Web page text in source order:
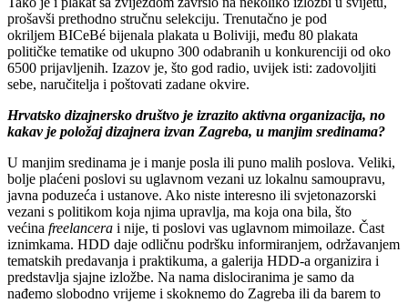
prošavši prethodno stručnu selekciju. Trenutačno je pod
okriljem BICeBé bijenala plakata u Boliviji, među 80 plakata
političke tematike od ukupno 300 odabranih u konkurenciji od oko
6500 prijavljenih. Izazov je, što god radio, uvijek isti: zadovoljiti
sebe, naručitelja i poštovati zadane okvire.
Hrvatsko dizajnersko društvo je izrazito aktivna organizacija, no
kakav je položaj dizajnera izvan Zagreba, u manjim sredinama?
U manjim sredinama je i manje posla ili puno malih poslova. Veliki,
bolje plaćeni poslovi su uglavnom vezani uz lokalnu samoupravu,
javna poduzeća i ustanove. Ako niste interesno ili svjetonazorski
vezani s politikom koja njima upravlja, ma koja ona bila, što
većina freelancera i nije, ti poslovi vas uglavnom mimoilaze. Čast
iznimkama. HDD daje odličnu podršku informiranjem, održavanjem
tematskih predavanja i praktikuma, a galerija HDD-a organizira i
predstavlja sjajne izložbe. Na nama dislociranima je samo da
nađemo slobodno vrijeme i skoknemo do Zagreba ili da barem to